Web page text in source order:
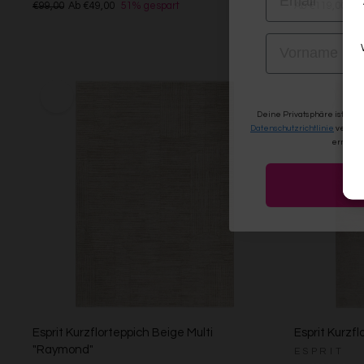
€99,00 Ab €49,00 51% gespart
Esprit Kurzflorteppich Beige Multi
"Raymond"
Esprit
VORNAME
Deine Privatsphäre ist uns